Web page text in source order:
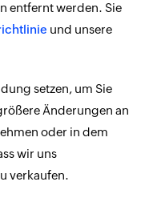
entfernt werden. Sie
und unsere
setzen, um Sie
Änderungen an
oder in dem
wir uns
verkaufen.